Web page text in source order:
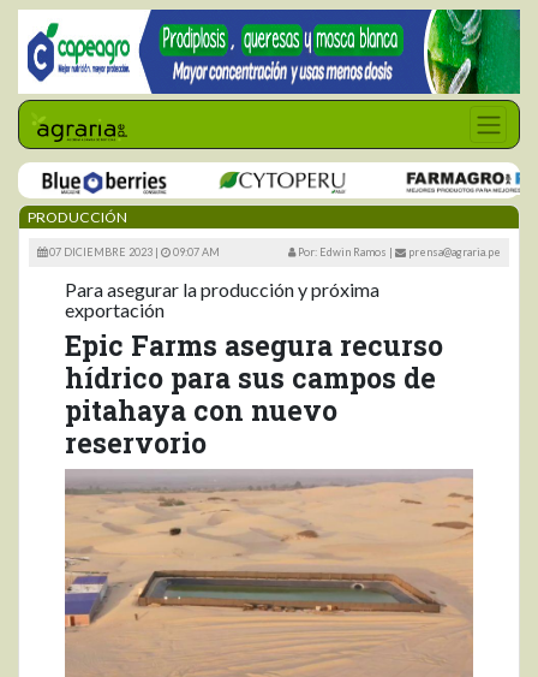
PRODUCCIÓN
07 DICIEMBRE 2023 | 09:07 AM Por: Edwin Ramos | prensa@agraria.pe
Para asegurar la producción y próxima
exportación
Epic Farms asegura recurso
hídrico para sus campos de
pitahaya con nuevo
reservorio